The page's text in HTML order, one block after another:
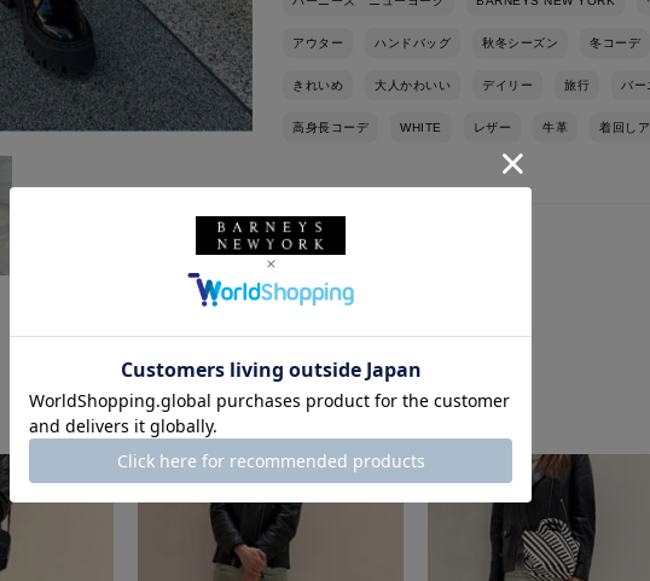
アウター ハンドバッグ 秋冬シーズン 冬コーデ
きれいめ 大人かわいい デイリー 旅行 バ
高身長コーデ WHITE レザー 牛革 着回し
このスタッフの他のスタイリング